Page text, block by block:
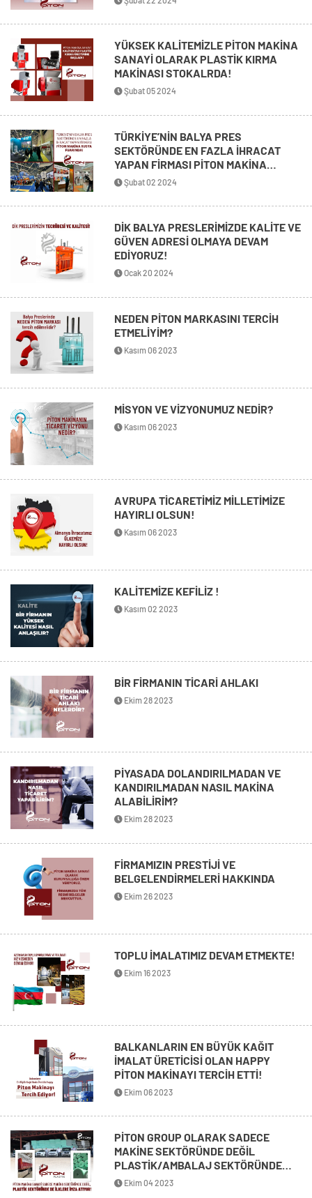
ÇALIŞMAKTADIR!
YÜKSEK KALİTEMİZLE PİTON MAKİNA
SANAYİ OLARAK PLASTİK KIRMA
MAKİNASI STOKALRDA!
Şubat 05 2024
TÜRKİYE’NİN BALYA PRES
SEKTÖRÜNDE EN FAZLA İHRACAT
YAPAN FİRMASI PİTON MAKİNA
RUSYA FUARINDA!
Şubat 02 2024
DİK BALYA PRESLERİMİZDE KALİTE VE
GÜVEN ADRESİ OLMAYA DEVAM
EDİYORUZ!
Ocak 20 2024
NEDEN PİTON MARKASINI TERCİH
ETMELİYİM?
Kasım 06 2023
MİSYON VE VİZYONUMUZ NEDİR?
Kasım 06 2023
AVRUPA TİCARETİMİZ MİLLETİMİZE
HAYIRLI OLSUN!
Kasım 06 2023
KALİTEMİZE KEFİLİZ !
Kasım 02 2023
BİR FİRMANIN TİCARİ AHLAKI
Ekim 28 2023
PİYASADA DOLANDIRILMADAN VE
KANDIRILMADAN NASIL MAKİNA
ALABİLİRİM?
Ekim 28 2023
FİRMAMIZIN PRESTİJİ VE
BELGELENDİRMELERİ HAKKINDA
Ekim 26 2023
TOPLU İMALATIMIZ DEVAM ETMEKTE!
Ekim 16 2023
BALKANLARIN EN BÜYÜK KAĞIT
İMALAT ÜRETİCİSİ OLAN HAPPY
PİTON MAKİNAYI TERCİH ETTİ!
Ekim 06 2023
PİTON GROUP OLARAK SADECE
MAKİNE SEKTÖRÜNDE DEĞİL
PLASTİK/AMBALAJ SEKTÖRÜNDE
ÇALIŞMALARIMIZ HIZ KESMEDEN
Ekim 04 2023